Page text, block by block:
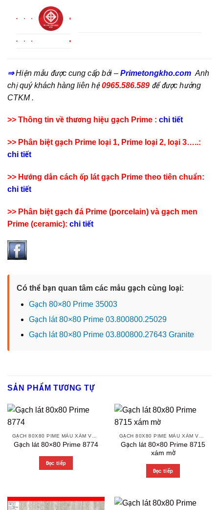
⇒ Hiện mẫu được cung cấp bởi – Primetongkho.com Anh
chị quý khách hàng liên hệ0965.586.589 để được hưởng
CTKM .
>> Thông tin về thương hiệu gạch Prime : chi tiết
>> Phân biệt gạch Prime loại 1, Prime loại 2, loại 3…..:
chi tiết
>> Hướng dẫn cách ốp lát gạch Prime theo tiên chuẩn:
chi tiết
>> Phân biệt gạch đá Prime (porcelain) và gạch men
Prime (ceramic): chi tiết
Có thể bạn quan tâm các mẫu gạch cùng loại:
Gạch 80×80 Prime 35003
Gạch lát 80×80 Prime 03.800800.25029
Gạch lát 80×80 Prime 03.800800.27643 Granite
SẢN PHẨM TƯƠNG TỰ
Gạch lát 80×80 Prime 8774
Đọc tiếp
Gạch lát 80×80 Prime 8715
xám mờ
Đọc tiếp